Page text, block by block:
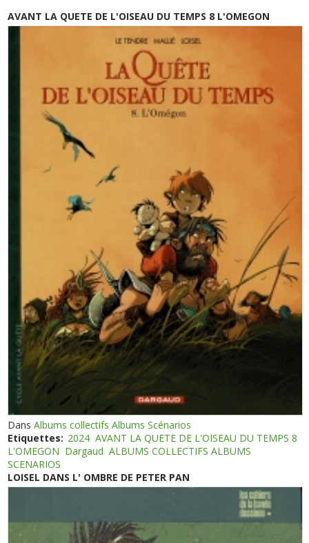
AVANT LA QUETE DE L'OISEAU DU TEMPS 8 L'OMEGON
DansAlbums collectifs Albums Scénarios
Etiquettes: 2024 AVANT LA QUETE DE L'OISEAU DU TEMPS 8
L'OMEGON Dargaud ALBUMS COLLECTIFS ALBUMS
SCENARIOS
LOISEL DANS L' OMBRE DE PETER PAN